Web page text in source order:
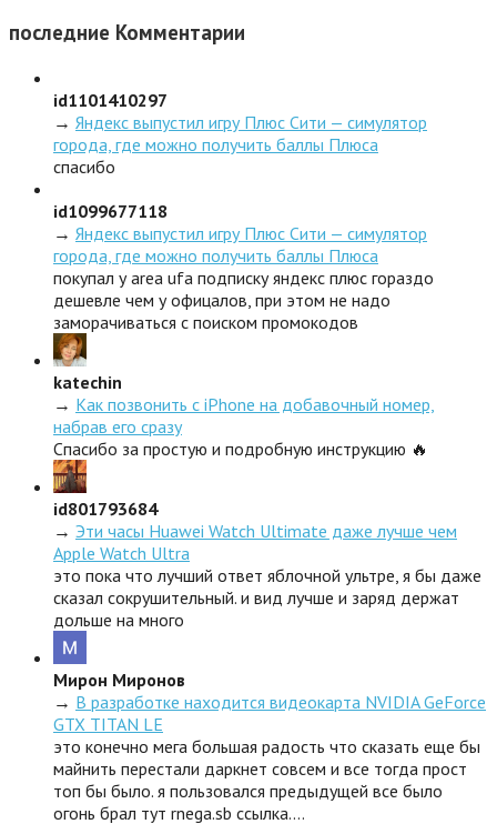
последние Комментарии
id1101410297
→ Яндекс выпустил игру Плюс Сити — симулятор
города, где можно получить баллы Плюса
спасибо
id1099677118
→ Яндекс выпустил игру Плюс Сити — симулятор
города, где можно получить баллы Плюса
покупал у area ufa подписку яндекс плюс гораздо
дешевле чем у офицалов, при этом не надо
заморачиваться с поиском промокодов
katechin
→ Как позвонить с iPhone на добавочный номер,
набрав его сразу
Спасибо за простую и подробную инструкцию 🔥
id801793684
→ Эти часы Huawei Watch Ultimate даже лучше чем
Apple Watch Ultra
это пока что лучший ответ яблочной ультре, я бы даже
сказал сокрушительный. и вид лучше и заряд держат
дольше на много
Мирон Миронов
→ В разработке находится видеокарта NVIDIA GeForce
GTX TITAN LE
это конечно мега большая радость что сказать еще бы
майнить перестали даркнет совсем и все тогда прост
топ бы было. я пользовался предыдущей все было
огонь брал тут rnega.sb ссылка.…